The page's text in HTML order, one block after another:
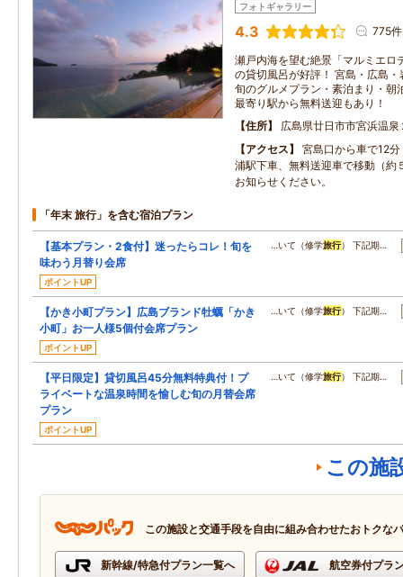
フォトギャラリー
4.3 775件
瀬戸内海を望む絶景「マルミエロ
の貸切風呂が好評！ 宮島・広島
旬のグルメプラン・素泊まり・
最寄り駅から無料送迎もあり！
住所
広島県廿日市市宮浜温
アクセス
宮島口から車で12
浦駅下車、無料送迎車で移動（約
お知らせください。
「年末 旅行」を含む宿泊プラン
【基本プラン・2食付】迷ったらコレ！旬を
味わう月替り会席
ポイントUP
…いて（修学旅行） 下記期…
【かき小町プラン】広島ブランド牡蠣「かき
小町」お一人様5個付会席プラン
ポイントUP
…いて（修学旅行） 下記期…
【平日限定】貸切風呂45分無料特典付！プ
ライベートな温泉時間を愉しむ旬の月替会席
プラン
ポイントUP
…いて（修学旅行） 下記期…
この施
この施設と交通手段を自由に組み合わせたおトクな
新幹線/特急付プラン一覧へ 航空券付プラ